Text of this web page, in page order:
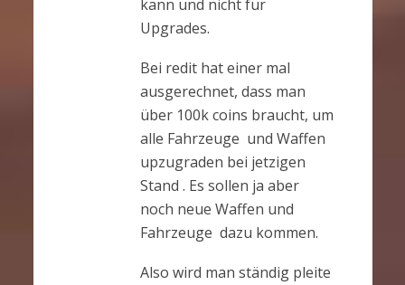
kann und nicht für
Upgrades.
Bei redit hat einer mal
ausgerechnet, dass man
über 100k coins braucht, um
alle Fahrzeuge und Waffen
upzugraden bei jetzigen
Stand . Es sollen ja aber
noch neue Waffen und
Fahrzeuge dazu kommen.
Also wird man ständig pleite